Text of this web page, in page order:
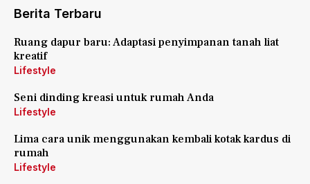
Berita Terbaru
Ruang dapur baru: Adaptasi penyimpanan tanah liat
kreatif
Lifestyle
Seni dinding kreasi untuk rumah Anda
Lifestyle
Lima cara unik menggunakan kembali kotak kardus di
rumah
Lifestyle